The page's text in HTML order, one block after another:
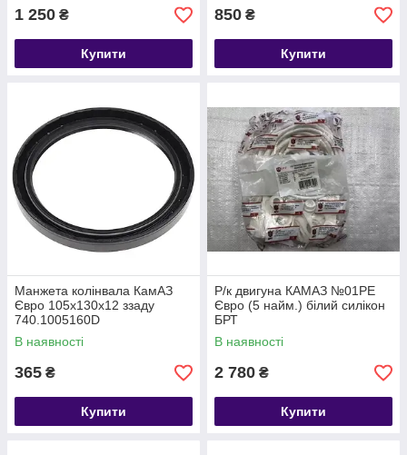
1 250 ₴
Купити
850 ₴
Купити
Манжета колінвала КамАЗ
Євро 105х130х12 ззаду
740.1005160D
В наявності
365 ₴
Купити
Р/к двигуна КАМАЗ №01РЕ
Євро (5 найм.) білий силікон
БРТ
В наявності
2 780 ₴
Купити